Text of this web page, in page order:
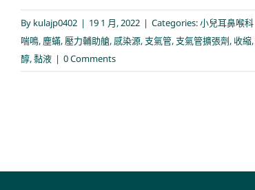
By kulajp0402 | 19 1 月, 2022 | Categories:小兒耳鼻喉科
喘鳴, 塵蟎, 壓力輔助艙, 感染源, 支氣管, 支氣管擴張劑, 收縮,
醇,黏液 | 0 Comments